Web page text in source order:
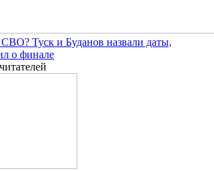
Туск и Буданов назвали даты,
о финале